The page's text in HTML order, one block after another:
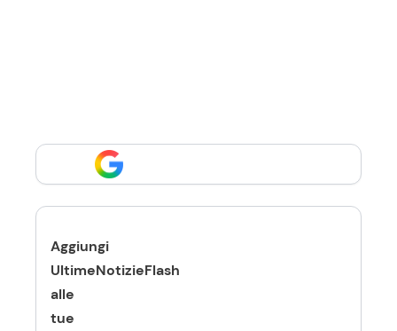
Aggiungi
UltimeNotizieFlash
alle
tue